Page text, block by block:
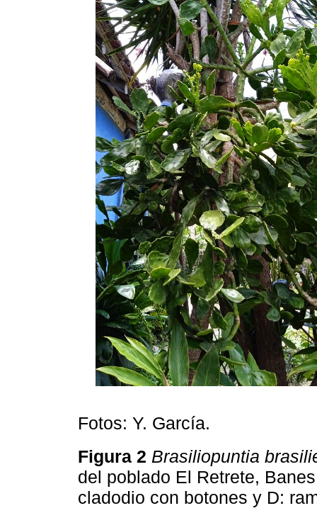
Fotos: Y. García.
Figura 2 Brasiliopuntia
del poblado El Retrete,
cladodio con botones y D: